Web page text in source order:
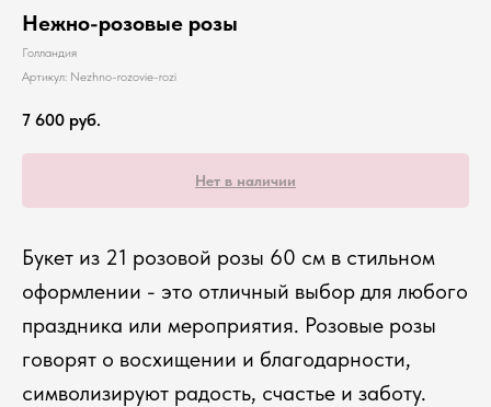
Нежно-розовые розы
Голландия
Артикул: Nezhno-rozovie-rozi
7 600 руб.
Нет в наличии
Букет из 21 розовой розы 60 см в стильном
оформлении - это отличный выбор для любого
праздника или мероприятия. Розовые розы
говорят о восхищении и благодарности,
символизируют радость, счастье и заботу.